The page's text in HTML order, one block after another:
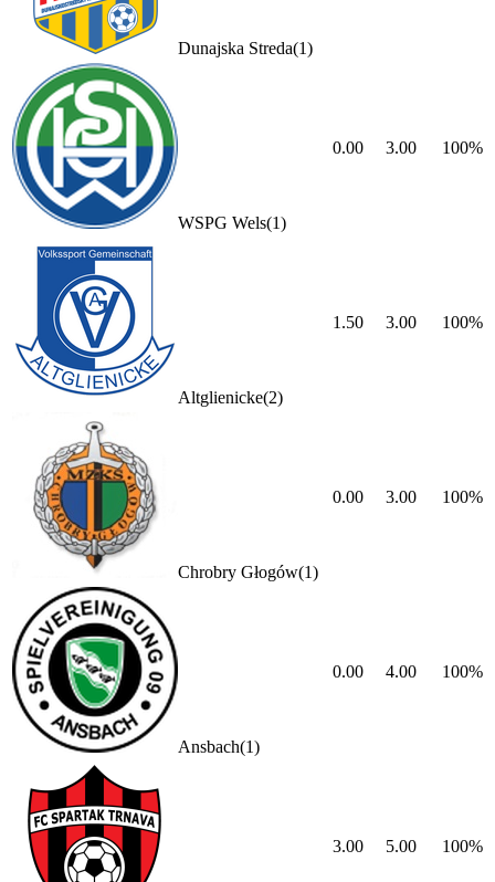
Dunajska Streda(1)
WSPG Wels(1)
0.00 3.00 100%
Altglienicke(2)
1.50 3.00 100%
Chrobry Głogów(1)
0.00 3.00 100%
Ansbach(1)
0.00 4.00 100%
3.00 5.00 100%